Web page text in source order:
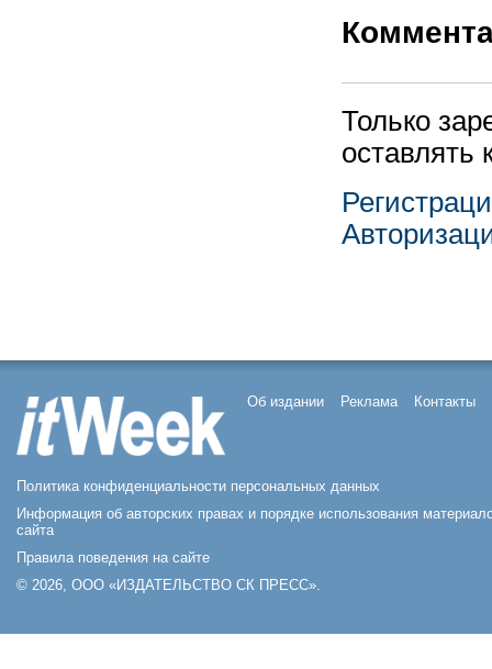
Только
оставлять
Об издании Реклама Контакты
Политика конфиденциальности персональных данных
Информация об авторских правах и порядке использования
сайта
Правила поведения на сайте
© 2026, ООО «ИЗДАТЕЛЬСТВО СК ПРЕСС».